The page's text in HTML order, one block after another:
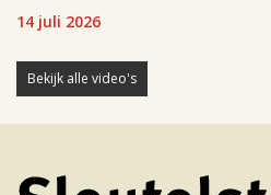
14 juli 2026
Bekijk alle video's